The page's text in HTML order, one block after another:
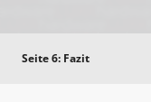
Seite 6: Fazit